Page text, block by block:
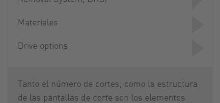
Materiales
Drive options
Tanto el número de cortes, como la estructura
de las pantallas de corte son los elementos